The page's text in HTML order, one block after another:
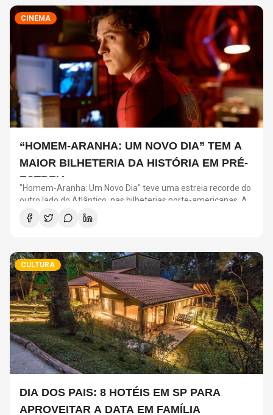
CINEMA
“HOMEM-ARANHA: UM NOVO DIA” TEM A
MAIOR BILHETERIA DA HISTÓRIA EM PRÉ-
ESTREIA
"Homem-Aranha: Um Novo Dia" teve uma estreia recorde do
outro lado do Atlântico, nas bilheterias norte-americanas. As
amostras de quarta-feira e quinta-feira do filme nos Estados
Unidos conquistaram impressionantes US$ 72 milhões em
CULTURA
DIA DOS PAIS: 8 HOTÉIS EM SP PARA
APROVEITAR A DATA EM FAMÍLIA